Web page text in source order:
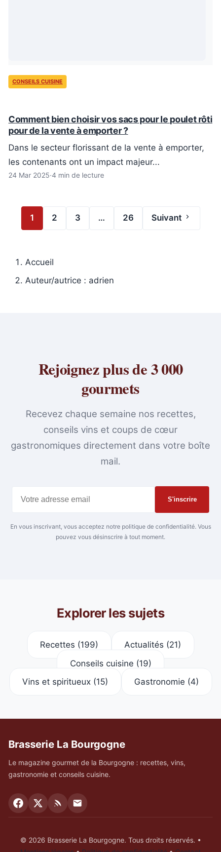
CONSEILS CUISINE
Comment bien choisir vos sacs pour le poulet rôti
pour de la vente à emporter ?
Dans le secteur florissant de la vente à emporter,
les contenants ont un impact majeur...
24 Mar 2025·4 min de lecture
Page
1 Page
2 Page
3 … Page
26 Suivant
Accueil
Auteur/autrice : adrien
Rejoignez plus de 3 000
gourmets
Recevez chaque semaine nos recettes,
conseils vins et coups de cœur
gastronomiques directement dans votre boîte
mail.
S'inscrire
En vous inscrivant, vous acceptez notre politique de confidentialité. Vous
pouvez vous désinscrire à tout moment.
Explorer les sujets
Recettes (199) Actualités (21)
Conseils cuisine (19)
Vins et spiritueux (15) Gastronomie (4)
Brasserie La Bourgogne
Le magazine gourmet de la Bourgogne : recettes, vins,
gastronomie et conseils cuisine.
© 2026 Brasserie La Bourgogne. Tous droits réservés. •